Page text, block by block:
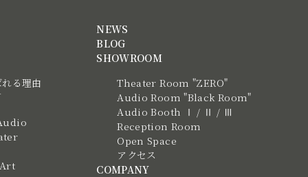
る理由
NEWS
BLOG
SHOWROOM
Theater Room "ZERO"
Audio Room "Black Room"
Audio Booth Ⅰ / Ⅱ / Ⅲ
Reception Room
Open Space
アクセス
COMPANY